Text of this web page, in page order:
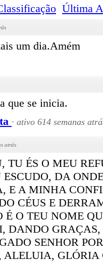
Última
um dia.Amém
que se inicia.
· ativo 614 semanas
atrás
TU ÉS O MEU
ESCUDO, DA
E A MINHA
CÉUS E
O TEU NOME
DANDO
SENHOR
GLÓRIA